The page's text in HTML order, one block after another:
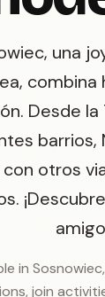
una
combina
Desde
barrios,
otros
in
join